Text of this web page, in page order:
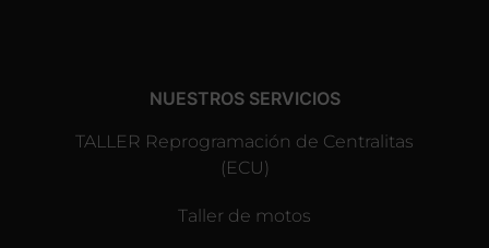
NUESTROS SERVICIOS
TALLER Reprogramación de Centralitas
(ECU)
Taller de motos